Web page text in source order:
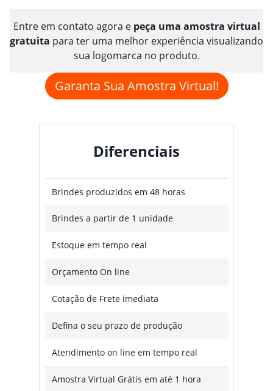
Entre em contato agora e peça uma amostra virtual
gratuita para ter uma melhor experiência visualizando
sua logomarca no produto.
Garanta Sua Amostra Virtual!
Diferenciais
Brindes produzidos em 48 horas
Brindes a partir de 1 unidade
Estoque em tempo real
Orçamento On line
Cotação de Frete imediata
Defina o seu prazo de produção
Atendimento on line em tempo real
Amostra Virtual Grátis em até 1 hora